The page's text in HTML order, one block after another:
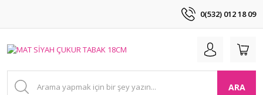
0(532) 012 18 09
ARA